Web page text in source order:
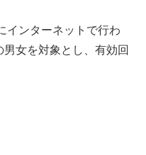
ンターネットで行わ
女を対象とし、有効回